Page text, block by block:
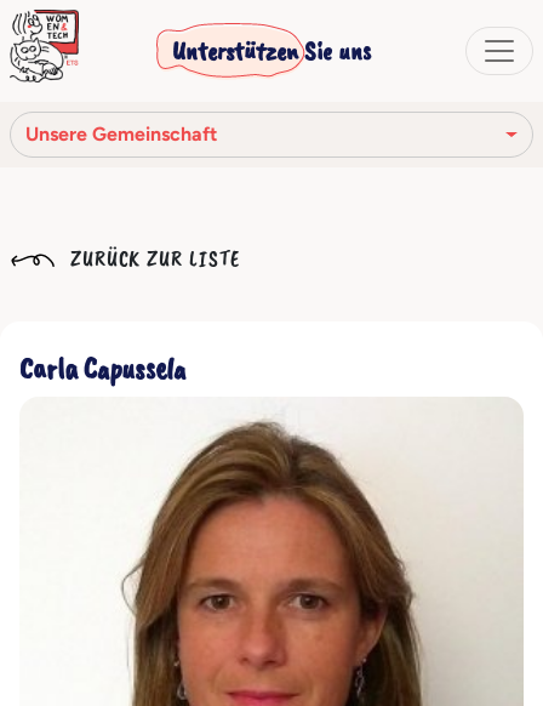
Unterstützen Sie uns
Unsere Gemeinschaft
Unsere Geschichte
Unser Netzwerk
Unsere Gemeinschaft
ZURÜCK ZUR LISTE
Carla Capussela